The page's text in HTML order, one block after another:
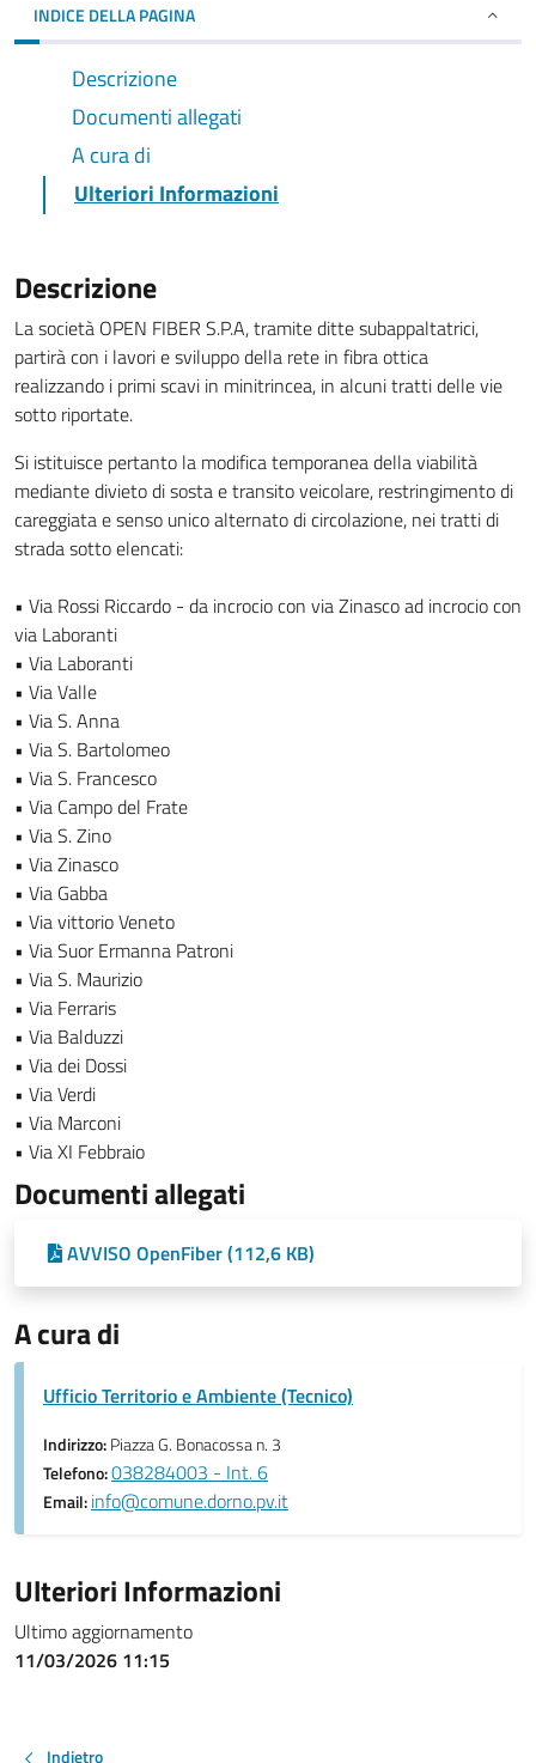
INDICE DELLA PAGINA
Descrizione
Documenti allegati
A cura di
Ulteriori Informazioni
Descrizione
La società OPEN FIBER S.P.A, tramite ditte subappaltatrici,
partirà con i lavori e sviluppo della rete in fibra ottica
realizzando i primi scavi in minitrincea, in alcuni tratti delle vie
sotto riportate.
Si istituisce pertanto la modifica temporanea della viabilità
mediante divieto di sosta e transito veicolare, restringimento di
careggiata e senso unico alternato di circolazione, nei tratti di
strada sotto elencati:
• Via Rossi Riccardo - da incrocio con via Zinasco ad incrocio con
via Laboranti
• Via Laboranti
• Via Valle
• Via S. Anna
• Via S. Bartolomeo
• Via S. Francesco
• Via Campo del Frate
• Via S. Zino
• Via Zinasco
• Via Gabba
• Via vittorio Veneto
• Via Suor Ermanna Patroni
• Via S. Maurizio
• Via Ferraris
• Via Balduzzi
• Via dei Dossi
• Via Verdi
• Via Marconi
• Via XI Febbraio
Documenti allegati
AVVISO OpenFiber (112,6 KB)
A cura di
Ufficio Territorio e Ambiente (Tecnico)
Indirizzo:Piazza G. Bonacossa n. 3
Telefono:038284003 - Int. 6
Email:info@comune.dorno.pv.it
Ulteriori Informazioni
Ultimo aggiornamento
11/03/2026 11:15
Indietro